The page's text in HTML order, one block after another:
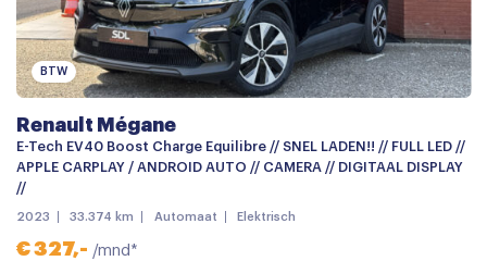
BTW
Renault Mégane
E-Tech EV40 Boost Charge Equilibre // SNEL LADEN!! // FULL LED //
APPLE CARPLAY / ANDROID AUTO // CAMERA // DIGITAAL DISPLAY
//
2023 33.374 km Automaat Elektrisch
€ 327,- /mnd*